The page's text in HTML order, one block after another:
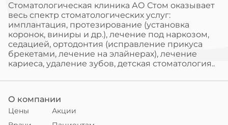
Стоматологическая клиника АО Стом оказывает
весь спектр стоматологических услуг:
имплантация, протезирование (установка
коронок, виниры и др.), лечение под наркозом,
седацией, ортодонтия (исправление прикуса
брекетами, лечение на элайнерах), лечение
кариеса, удаление зубов, детская стоматология..
О компании
Цены
Акции